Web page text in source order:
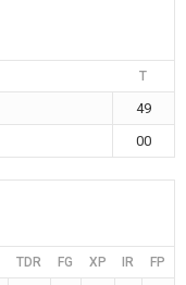
T
49
00
TDR FG XP IR FP